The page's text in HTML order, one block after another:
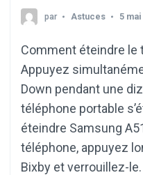
par Astuces 5
Comment éteindre le
Appuyez
Down pendant une
téléphone portable
éteindre Samsung
téléphone, appuyez
Bixby et verrouillez-